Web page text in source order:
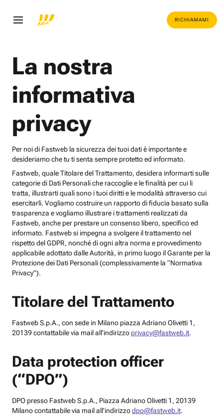
RICHIAMAMI
La nostra
informativa
privacy
Per noi di Fastweb la sicurezza dei tuoi dati è importante e
desideriamo che tu ti senta sempre protetto ed informato.
Fastweb, quale Titolare del Trattamento, desidera informarti sulle
categorie di Dati Personali che raccoglie e le finalità per cui li
tratta, illustrarti quali sono i tuoi diritti e le modalità attraverso cui
esercitarli. Vogliamo costruire un rapporto di fiducia basato sulla
trasparenza e vogliamo illustrare i trattamenti realizzati da
Fastweb, anche per prestare un consenso libero, specifico ed
informato. Fastweb si impegna a svolgere il trattamento nel
rispetto del GDPR, nonché di ogni altra norma e provvedimento
applicabile adottato dalle Autorità, in primo luogo il Garante per la
Protezione dei Dati Personali (complessivamente la “Normativa
Privacy”).
Titolare del Trattamento
Fastweb S.p.A., con sede in Milano piazza Adriano Olivetti 1,
20139 contattabile via mail all’indirizzo privacy@fastweb.it.
Data protection officer
(“DPO”)
DPO presso Fastweb S.p.A., Piazza Adriano Olivetti 1, 20139
Milano contattabile via mail all’indirizzodpo@fastweb.it.